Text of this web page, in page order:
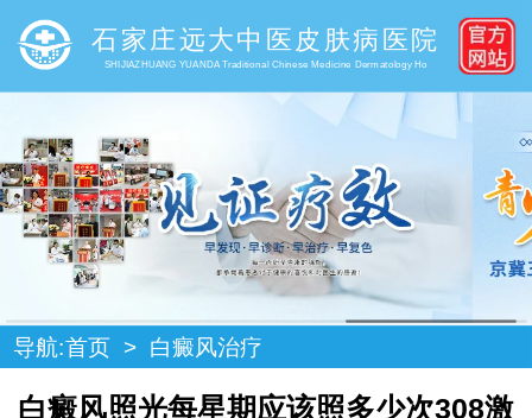
石家庄远大中医皮肤病医院
SHIJIAZHUANG YUANDA Traditional Chinese Medicine Dermatology Ho
导航:首页 > 白癜风治疗
白癜风照光每星期应该照多少次308激